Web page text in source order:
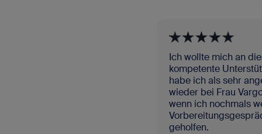
Ich wollte mich an
kompetente
habe ich als sehr
wieder bei Frau
wenn ich nochmals
geholfen.